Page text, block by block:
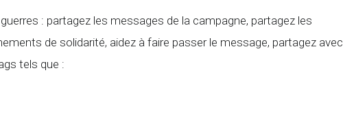
: partagez les messages de la campagne, partagez les
de solidarité, aidez à faire passer le message, partagez avec
tels que :